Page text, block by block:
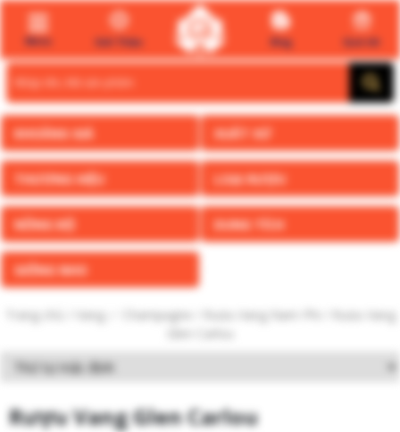
Menu Giới Thiệu Blog Quà tết
Search
for:
KHOẢNG GIÁ XUẤT XỨ
THƯƠNG HIỆU LOẠI RƯỢU
NỒNG ĐỘ DUNG TÍCH
GIỐNG NHO
Trang chủ Vang ✅ Champagne Rượu Vang Nam Phi
/ Rượu Vang
Rượu Vang Glen Carlou